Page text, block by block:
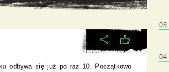
odbywa się już po raz 10. Początkowo